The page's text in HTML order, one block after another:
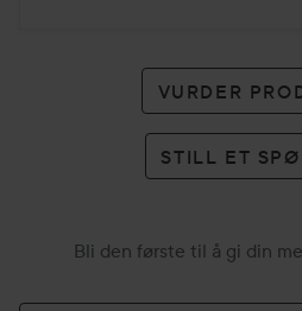
VURDER
STILL ET
Bli den første til å gi din